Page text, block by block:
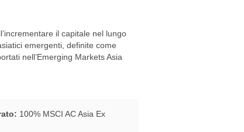
il capitale nel lungo
emergenti, definite come
nell’Emerging Markets Asia
100% MSCI AC Asia Ex